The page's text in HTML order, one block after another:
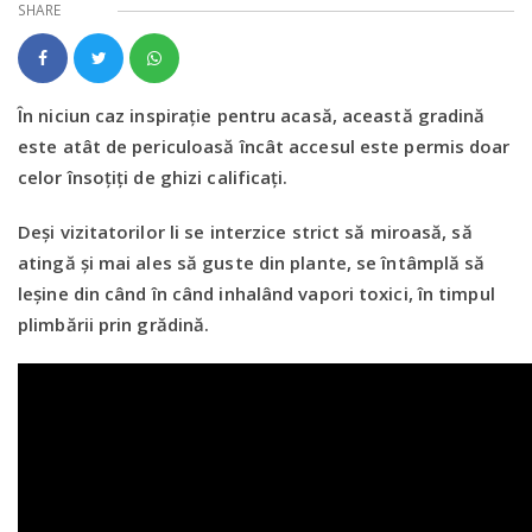
SHARE
În niciun caz inspirație pentru acasă, această gradină
este atât de periculoasă încât accesul este permis doar
celor însoțiți de ghizi calificați.
Deși vizitatorilor li se interzice strict să miroasă, să
atingă și mai ales să guste din plante, se întâmplă să
leșine din când în când inhalând vapori toxici, în timpul
plimbării prin grădină.